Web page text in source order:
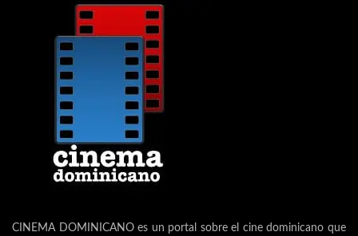
CINEMA DOMINICANO es un portal sobre el cine dominicano que